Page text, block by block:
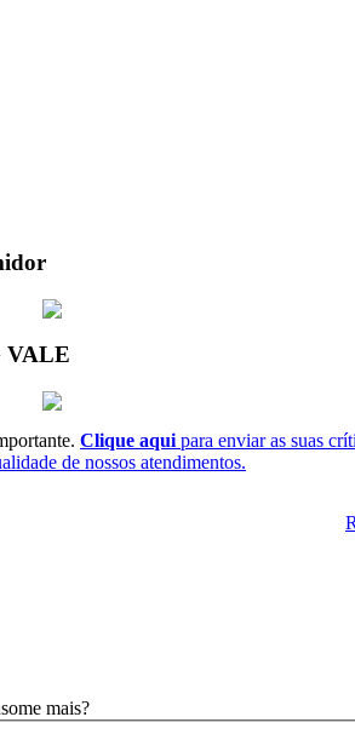
VALE
Clique aqui para enviar as suas
de nossos atendimentos.
mais?